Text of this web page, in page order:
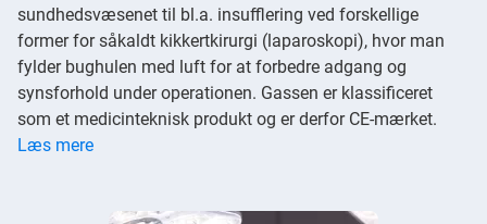
sundhedsvæsenet til bl.a. insufflering ved forskellige
former for såkaldt kikkertkirurgi (laparoskopi), hvor man
fylder bughulen med luft for at forbedre adgang og
synsforhold under operationen. Gassen er klassificeret
som et medicinteknisk produkt og er derfor CE-mærket.
Læs mere